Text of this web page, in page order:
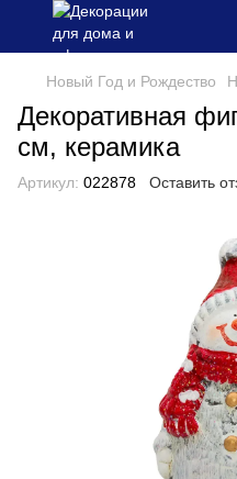
Новый Год и Рождество
Декоративная
см, керамика
Артикул: 022878 Оставить